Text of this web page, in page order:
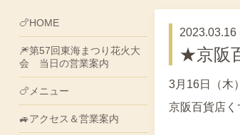
★京阪
3月16日（木
京阪百貨店く
🍗HOME
🎆第57回東海まつり花火大
会 当日の営業案内
🍗メニュー
🚙アクセス＆営業案内